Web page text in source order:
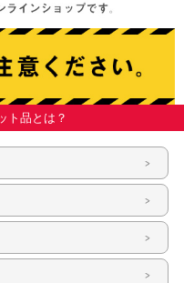
ト品とは？